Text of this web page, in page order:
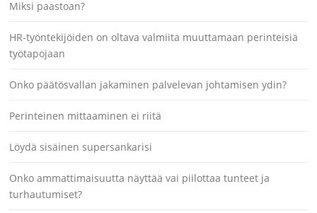
Miksi paastoan?
HR-työntekijöiden on oltava valmiita muuttamaan perinteisiä
työtapojaan
Onko päätösvallan jakaminen palvelevan johtamisen ydin?
Perinteinen mittaaminen ei riitä
Löydä sisäinen supersankarisi
Onko ammattimaisuutta näyttää vai piilottaa tunteet ja
turhautumiset?